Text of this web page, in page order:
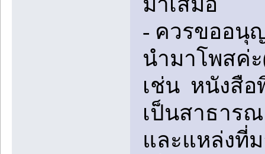
- ควรขออนุ
นำมาโพสค่
เช่น หนังสือ
เป็นสาธาร
และแหล่งที่